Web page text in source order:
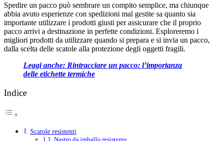
Spedire un pacco può sembrare un compito semplice, ma chiunque
abbia avuto esperienze con spedizioni mal gestite sa quanto sia
importante utilizzare i prodotti giusti per assicurare che il proprio
pacco arrivi a destinazione in perfette condizioni. Esploreremo i
migliori prodotti da utilizzare quando si prepara e si invia un pacco,
dalla scelta delle scatole alla protezione degli oggetti fragili.
Leggi anche: Rintracciare un pacco: l’importanza
delle etichette termiche
Indice
Scatole resistenti
Nastro da imballo resistente